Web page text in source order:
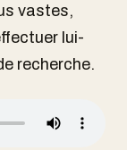
vastes,
lui-
recherche.